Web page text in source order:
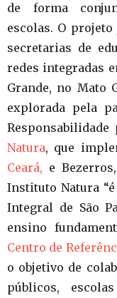
de forma
escolas. O
secretarias de
redes integradas
Grande, no Mato
explorada pela
Responsabilidade
Natura, que
Ceará, e
Instituto Natura
Integral de São
ensino
Centro de
o objetivo de
públicos,